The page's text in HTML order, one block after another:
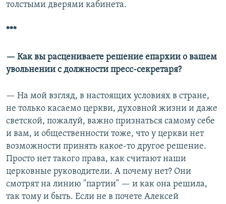
толстыми дверями кабинета.
***
— Как вы расцениваете решение епархии о вашем
увольнении с должности пресс-секретаря?
— На мой взгляд, в настоящих условиях в стране,
не только касаемо церкви, духовной жизни и даже
светской, пожалуй, важно признаться самому себе
и вам, и общественности тоже, что у церкви нет
возможности принять какое-то другое решение.
Просто нет такого права, как считают наши
церковные руководители. А почему нет? Они
смотрят на линию "партии" — и как она решила,
так тому и быть. Если не в почете Алексей